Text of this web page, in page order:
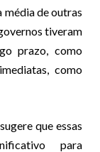
média de outras
tiveram
prazo, como
como
que essas
para